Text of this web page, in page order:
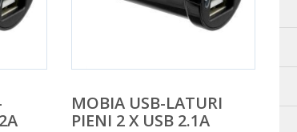
MOBIA USB-LATURI
PIENI 2 X USB 2.1A